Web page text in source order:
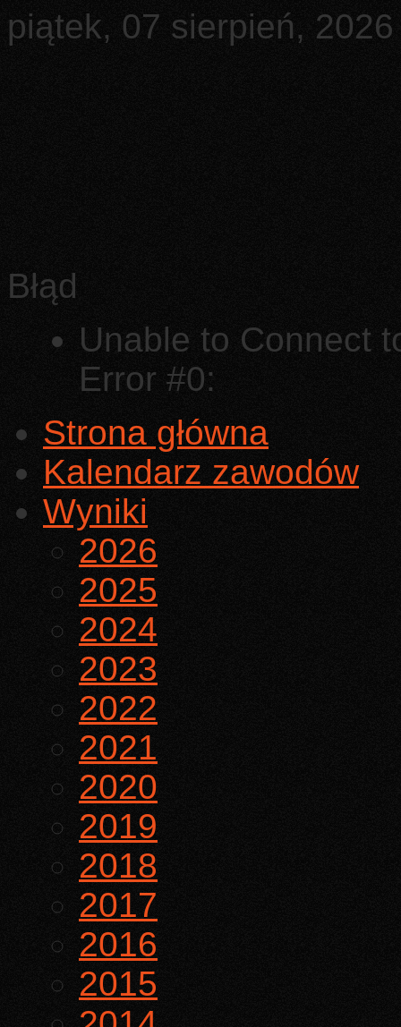
piątek, 07 sierpień, 2026
Błąd
Unable to Connect
Error #0:
Strona główna
Kalendarz zawodów
Wyniki
2026
2025
2024
2023
2022
2021
2020
2019
2018
2017
2016
2015